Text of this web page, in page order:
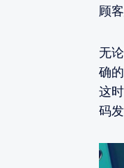
顾
无
确
这
码